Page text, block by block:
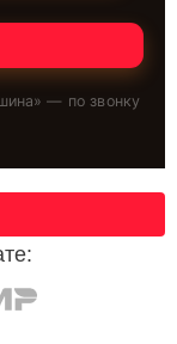
» — по звонку